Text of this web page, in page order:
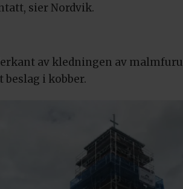
sier Nordvik.
av kledningen av malmfuru
beslag i kobber.